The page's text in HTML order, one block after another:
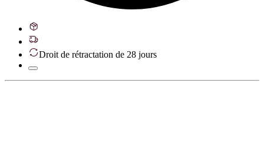
Droit de rétractation de 28 jours